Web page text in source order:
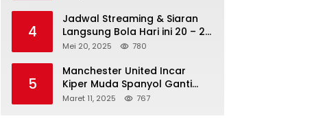
4
Jadwal Streaming & Siaran
Langsung Bola Hari ini 20 – 21
Mei 2025: Manchester City vs
Mei 20, 2025 780
5
Manchester United Incar
Kiper Muda Spanyol Ganti
Andre Onana
Maret 11, 2025 767